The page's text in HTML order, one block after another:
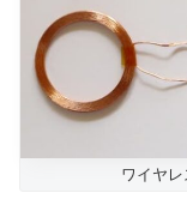
ワイヤ